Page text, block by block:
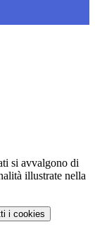
si avvalgono di
illustrate nella
i cookies